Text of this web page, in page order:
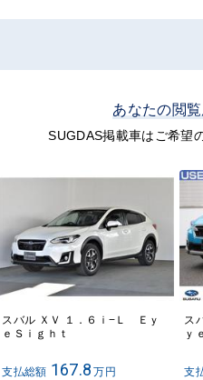
あなたの閲
SUGDAS掲載車はご希望
スバル ＸＶ １．６ｉ−Ｌ Ｅｙ
ｅＳｉｇｈｔ
支払総額 167.8 万円
ス
ｙ
支